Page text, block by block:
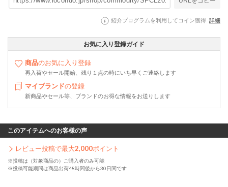
紹介プログラムを利用してコイン獲得 詳細
お気に入り登録ガイド
商品のお気に入り登録
再入荷やセール開始、残り１点の時にいち早くご連絡します
マイブランドの登録
新商品やセール等、ブランドのお得な情報をお送りします
このアイテムへのお客様の声
レビュー投稿で最大2,000ポイント
※投稿は（対象商品の）ご購入者のみ可能
※投稿可能期間は商品出荷48時間後から30日間です